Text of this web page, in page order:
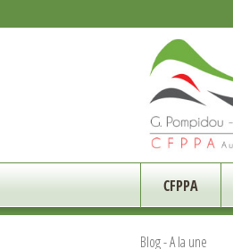
CFPPA
Blog - A la une